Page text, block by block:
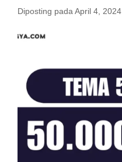
Diposting pada April 4, 2024